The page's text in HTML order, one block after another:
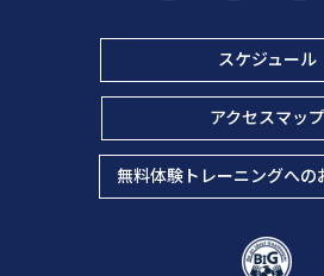
スケジュール
アクセスマップ
無料体験トレーニングへの